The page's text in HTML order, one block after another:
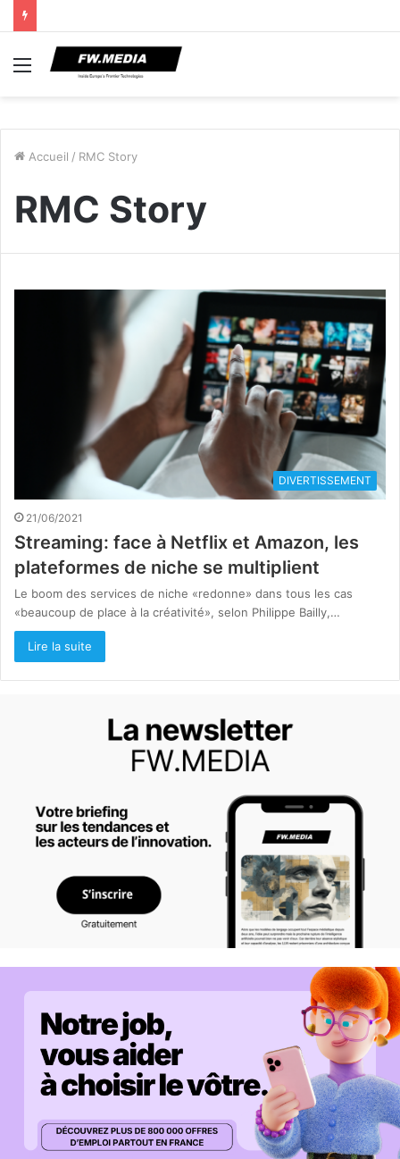
Menu
Accueil / RMC Story
RMC Story
DIVERTISSEMENT
21/06/2021
Streaming: face à Netflix et Amazon, les
plateformes de niche se multiplient
Le boom des services de niche «redonne» dans tous les cas
«beaucoup de place à la créativité», selon Philippe Bailly,…
Lire la suite